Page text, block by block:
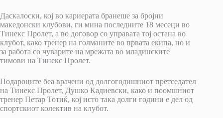
Даскалоски, кој во кариерата бранеше за бројни
македонски клубови, ги мина последните 18 месеци во
Тинекс Пролет, а во договор со управата тој остана во
клубот, како тренер на голманите во првата екипа, но и
за работа со чуварите на мрежата во младинските
тимови на Тинекс Пролет.
Подароците беа врачени од долгогодишниот претседател
на Тинекс Пролет, Душко Кадиевски, како и поомшниот
тренер Петар Тотиќ, кој исто така долги години е дел од
спортскиот колектив на клубот.